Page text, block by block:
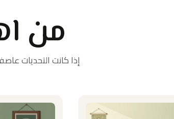
من
إذا كانت التحديات